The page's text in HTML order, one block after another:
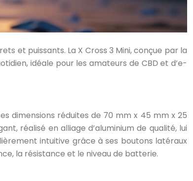
et puissants. La X Cross 3 Mini, conçue par la
idéale pour les amateurs de CBD et d’e-
dimensions réduites de 70 mm x 45 mm x 25
réalisé en alliage d’aluminium de qualité, lui
intuitive grâce à ses boutons latéraux
la résistance et le niveau de batterie.